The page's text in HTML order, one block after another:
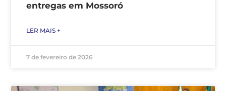
entregas em Mossoró
LER MAIS +
7 de fevereiro de 2026